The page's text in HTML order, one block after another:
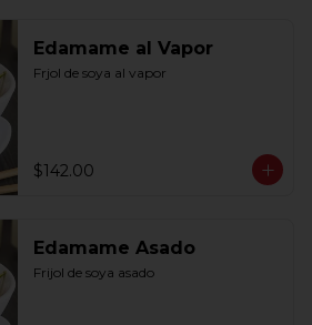
Edamame al Vapor
Frjol de soya al vapor
$142.00
Edamame Asado
Frijol de soya asado